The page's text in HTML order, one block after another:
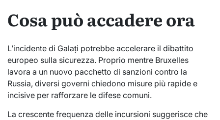
Cosa può accadere ora
L’incidente di Galați potrebbe accelerare il dibattito
europeo sulla sicurezza. Proprio mentre Bruxelles
lavora a un nuovo pacchetto di sanzioni contro la
Russia, diversi governi chiedono misure più rapide e
incisive per rafforzare le difese comuni.
La crescente frequenza delle incursioni suggerisce che